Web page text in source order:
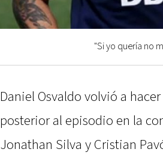
"Si yo quería no
Daniel Osvaldo volvió a
posterior al episodio en la
Jonathan Silva y Cristian